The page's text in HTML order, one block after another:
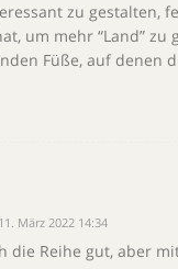
zu gestalten,
um mehr “Land” zu
Füße, auf denen
11. März 2022 14:34
die Reihe gut, aber